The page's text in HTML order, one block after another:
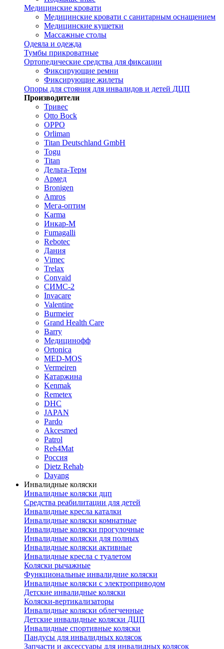
Медицинские кровати
Медицинские кровати с санитарным оснащением
Медицинские кушетки
Массажные столы
Одеяла и одежда
Тумбы прикроватные
Ортопедические средства для фиксации
Фиксирующие ремни
Фиксирующие жилеты
Опоры для стояния для инвалидов и детей ДЦП
Производители
Тривес
Otto Bock
OPPO
Orliman
Titan Deutschland GmbH
Togu
Titan
Дельта-Терм
Армед
Bronigen
Amros
Мега-оптим
Karma
Инкар-М
Fumagalli
Rebotec
Дания
Vimec
Trelax
Convaid
СИМС-2
Invacare
Valentine
Burmeier
Grand Health Care
Barry
Медицинофф
Ortonica
MED-MOS
Vermeiren
Катаржина
Kenmak
Remetex
DHC
JAPAN
Pardo
Akcesmed
Patrol
Reh4Mat
Россия
Dietz Rehab
Dayang
Инвалидные коляски
Инвалидные коляски дцп
Средства реабилитации для детей
Инвалидные кресла каталки
Инвалидные коляски комнатные
Инвалидные коляски прогулочные
Инвалидные коляски для полных
Инвалидные коляски активные
Инвалидные кресла с туалетом
Коляски рычажные
Функциональные инвалидние коляски
Инвалидные коляски с электроприводом
Детские инвалидные коляски
Коляски-вертикализаторы
Инвалидные коляски облегченные
Детские инвалидные коляски ДЦП
Инвалидные спортивные коляски
Пандусы для инвалидных колясок
Запчасти и аксессуары для инвалидных колясок